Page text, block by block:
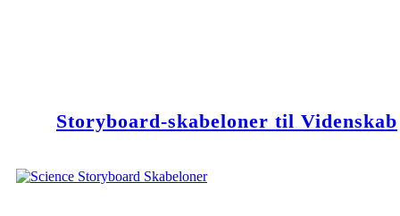
Storyboard-skabeloner til Videnskab